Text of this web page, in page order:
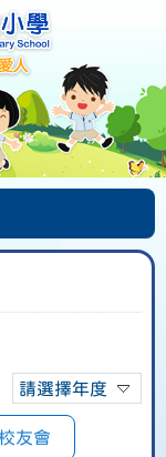
請選擇年度
校友會